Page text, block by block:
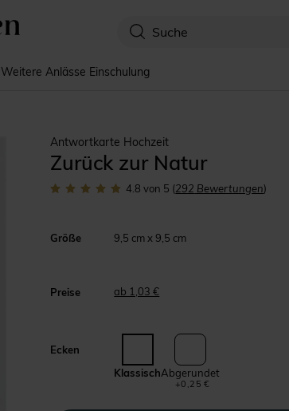
Weitere Anlässe Einschulung
Antwortkarte Hochzeit
Zurück zur Natur
4.8 von 5 (292 Bewertungen)
Größe 9,5 cm x 9,5 cm
Preise ab 1,03 €
Ecken
KlassischAbgerundet
+0,25 €